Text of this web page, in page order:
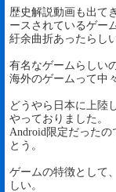
歴史解説動画も出て
ースされているゲー
紆余曲折あったらし
有名なゲームらしい
海外のゲームって中
どうやら日本に上陸
やっておりました。
Android限定だった
とう。
ゲームの特徴として
しい。